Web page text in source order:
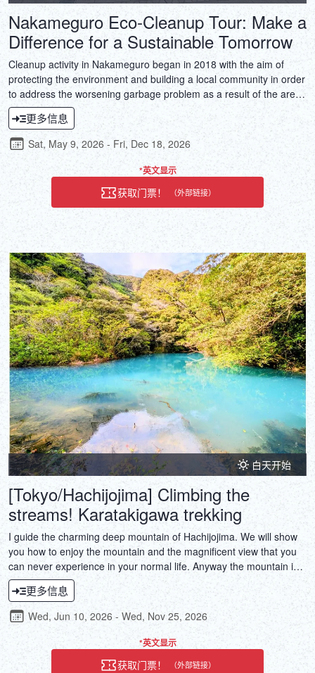
Nakameguro Eco‑Cleanup Tour: Make a
Difference for a Sustainable Tomorrow
Cleanup activity in Nakameguro began in 2018 with the aim of
protecting the environment and building a local community in order
to address the worsening garbage problem as a result of the area
becoming a sightseeing attraction. The Nakameguro Mura
Beautification Committee, led by underwater photographer Masa
Michishiro, was established by calling on neighborhood
companies. They conduct the activity twice a month, and have
continued to do so over 280 times to date. This activity not only
contributes to the beautification of the city, but also serves as an
occasion for local residents and business people of all ages to
interact and socialize. The committee's initiatives have been highly
acclaimed, including being awarded the Meguro Eco-Challenge
international community by involving visitors from overseas.This
tour promotes Environment(Eco)-friendly efforts, Cross-cultural
Understanding, and Social Contribution as stated under Sunrise
Tours' Sustainable Development Goals. We advocate for
responsible travel, and urge one and all to become responsible
travelers.
更多信息
Sat, May 9, 2026 - Fri, Dec 18, 2026
*英文显示
获取门票！ （外部链接）
白天开始
[Tokyo/Hachijojima] Climbing the
streams! Karatakigawa trekking
I guide the charming deep mountain of Hachijojima. We will show
you how to enjoy the mountain and the magnificent view that you
can never experience in your normal life. Anyway the mountain in
Hachijojima is full of superb views. It is a treasure of the islanders
who have kept untouched nature. Let's enjoy the excursion of the
island together!
更多信息
Wed, Jun 10, 2026 - Wed, Nov 25, 2026
*英文显示
获取门票！ （外部链接）